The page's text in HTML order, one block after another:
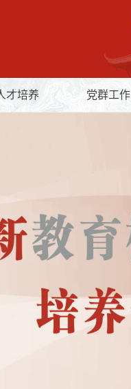
才培养 党群工作